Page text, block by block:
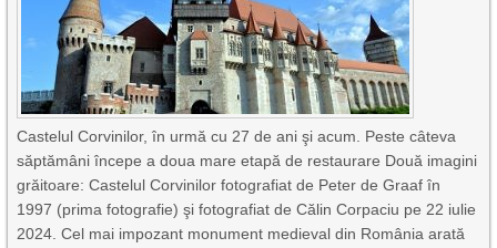
Castelul Corvinilor, în urmă cu 27 de ani şi acum. Peste câteva
săptămâni începe a doua mare etapă de restaurare Două imagini
grăitoare: Castelul Corvinilor fotografiat de Peter de Graaf în
1997 (prima fotografie) şi fotografiat de Călin Corpaciu pe 22 iulie
2024. Cel mai impozant monument medieval din România arată